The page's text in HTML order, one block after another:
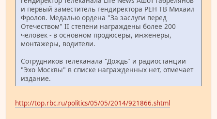
и первый заместитель гендиректора РЕН ТВ Михаил
Фролов. Медалью ордена "За заслуги перед
Отечеством" II степени награждены более 200
человек - в основном продюсеры, инженеры,
монтажеры, водители.
Сотрудников телеканала "Дождь" и радиостанции
"Эхо Москвы" в списке награжденных нет, отмечает
издание.
http://top.rbc.ru/politics/05/05/2014/921866.shtml